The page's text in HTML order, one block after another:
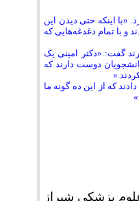
«با اینکه حتی دیدن این
و با تمام دغدغه‌هایی که
گفت: «دکتر امینی یک
دوست دارند که
که از این ده گونه ما
پزشکی شیراز